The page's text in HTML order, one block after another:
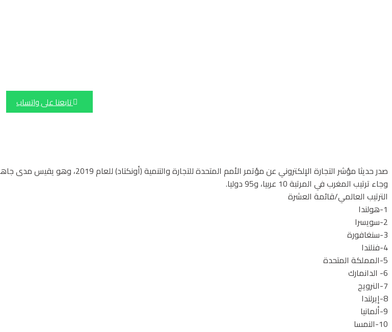
تابعنا على واتساب
صدر حديثا مؤشر التجارة الإلكتروني عن مؤتمر الأمم المتحدة للتجارة والتنمية (أونكتاد) للعام 2019، وهو يقيس مدى جاهزية 152 اقتصاد عبر العالم للتجارة الإلكترونية والاستفادة من مزاياها.
وجاء ترتيب المغرب في المرتبة 10 عربيا، و95 دوليا.
الترتيب العالمي/قائمة العشرة
1-هولندا
2-سويسرا
3-سنغافورة
4-فنلندا
5-المملكة المتحدة
6- الدانمارك
7-النرويج
8-إيرلندا
9-ألمانيا
10-النمسا